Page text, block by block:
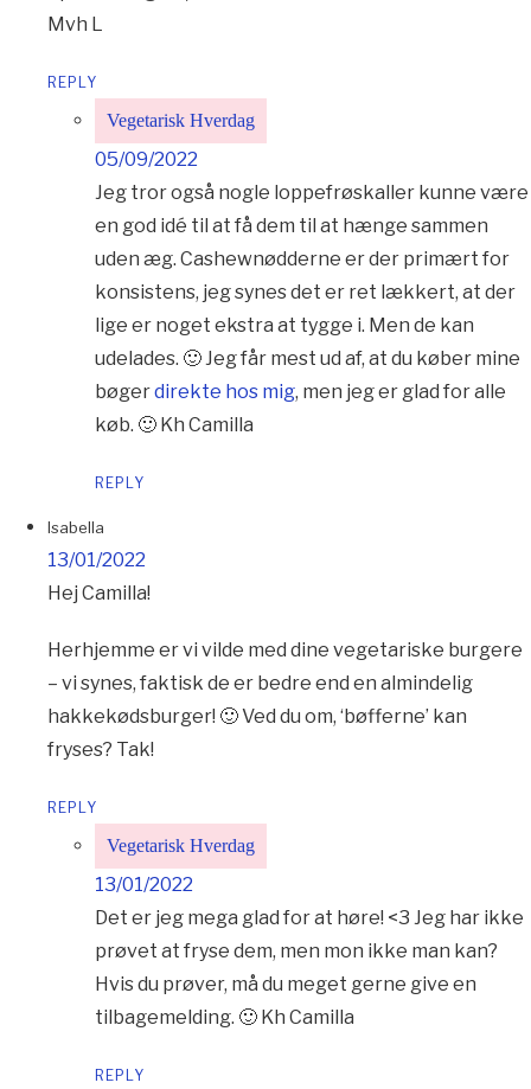
Mvh L
REPLY
Vegetarisk Hverdag
05/09/2022
Jeg tror også nogle loppefrøskaller kunne være
en god idé til at få dem til at hænge sammen
uden æg. Cashewnødderne er der primært for
konsistens, jeg synes det er ret lækkert, at der
lige er noget ekstra at tygge i. Men de kan
udelades. 🙂 Jeg får mest ud af, at du køber mine
bøgerdirekte hos mig, men jeg er glad for alle
køb. 🙂 Kh Camilla
REPLY
Isabella
13/01/2022
Hej Camilla!
Herhjemme er vi vilde med dine vegetariske burgere
– vi synes, faktisk de er bedre end en almindelig
hakkekødsburger! 🙂 Ved du om, ‘bøfferne’ kan
fryses? Tak!
REPLY
Vegetarisk Hverdag
13/01/2022
Det er jeg mega glad for at høre! <3 Jeg har ikke
prøvet at fryse dem, men mon ikke man kan?
Hvis du prøver, må du meget gerne give en
tilbagemelding. 🙂 Kh Camilla
REPLY